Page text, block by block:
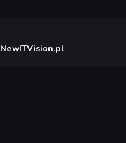
NewITVision.pl